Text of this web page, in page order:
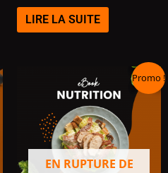
LIRE LA SUITE
Promo !
EN RUPTURE DE
INITIAL
ÉTAIT :
29,90€.
PRIX
ACTUEL
EST :
9,90€.